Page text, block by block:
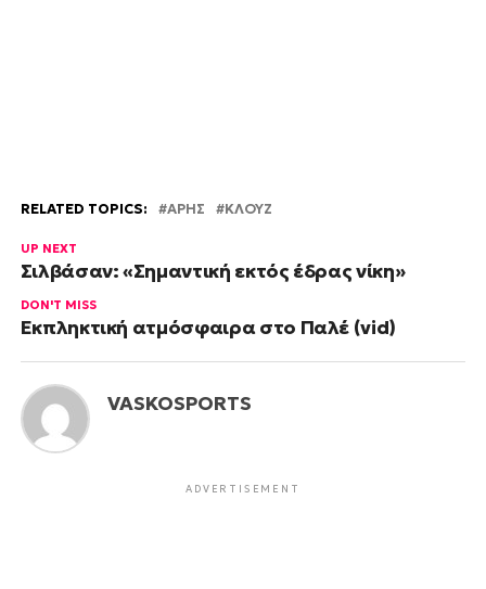
RELATED TOPICS: ΑΡΗΣ ΚΛΟΥΖ
UP NEXT
Σιλβάσαν: «Σημαντική εκτός έδρας νίκη»
DON'T MISS
Εκπληκτική ατμόσφαιρα στο Παλέ (vid)
VASKOSPORTS
ADVERTISEMENT